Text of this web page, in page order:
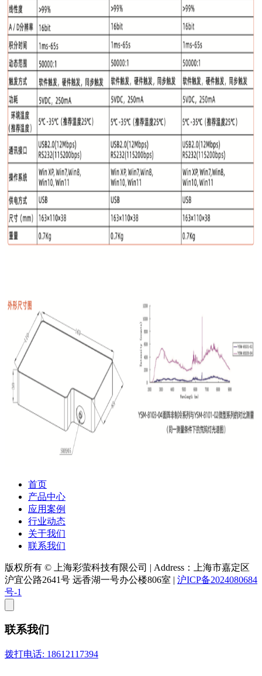
首页
产品中心
应用案例
行业动态
关于我们
联系我们
版权所有 © 上海彩萤科技有限公司 | Address：上海市嘉定区
沪宜公路2641号 远香湖一号办公楼806室 | 沪ICP备2024080684
号-1
联系我们
拨打电话: 18612117394